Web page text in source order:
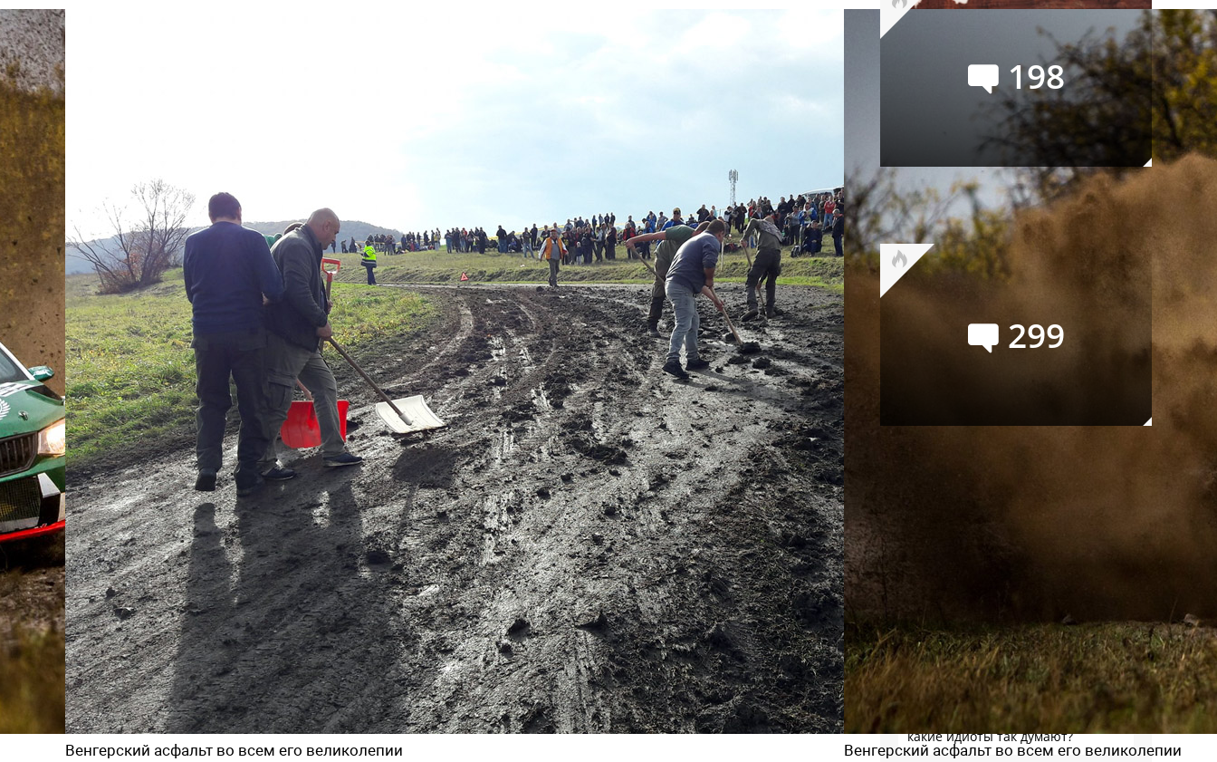
Венгерский асфальт во всем его великолепии
Венгерский асфальт во всем его великолепии
198
Audi Q9: самый большой и
роскошный кроссовер марки
299
Сейчас обсуждают
То есть после поднятия НДС,
введения гигантского утиля, стали
строить больше дорог? И все
затевалось ради этого? А это
какие идиоты так думают?